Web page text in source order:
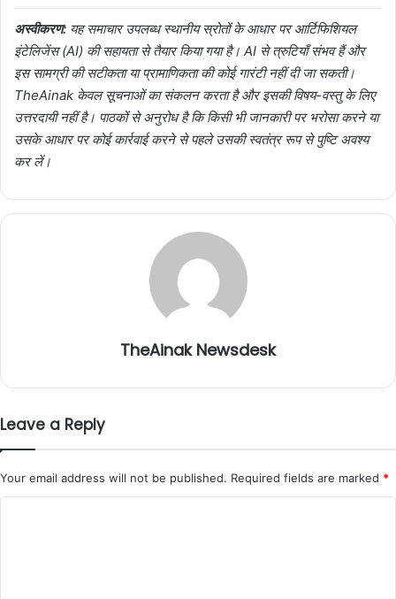
अस्वीकरण: यह समाचार उपलब्ध स्थानीय स्रोतों के आधार पर आर्टिफिशियल
इंटेलिजेंस (AI) की सहायता से तैयार किया गया है। AI से त्रुटियाँ संभव हैं और
इस सामग्री की सटीकता या प्रामाणिकता की कोई गारंटी नहीं दी जा सकती।
TheAinak केवल सूचनाओं का संकलन करता है और इसकी विषय-वस्तु के लिए
उत्तरदायी नहीं है। पाठकों से अनुरोध है कि किसी भी जानकारी पर भरोसा करने या
उसके आधार पर कोई कार्रवाई करने से पहले उसकी स्वतंत्र रूप से पुष्टि अवश्य
कर लें।
TheAinak Newsdesk
Leave a Reply
Your email address will not be published. Required fields are marked *